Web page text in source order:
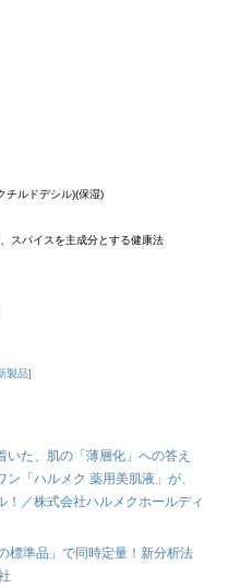
チルドデシル)(保湿)
スパイスを主成分とする健康法
製品
いた、肌の「薄層化」への答え
「ハルメク 薬用美肌液」が、
！／株式会社ハルメクホールディ
標準品」で同時定量！新分析法